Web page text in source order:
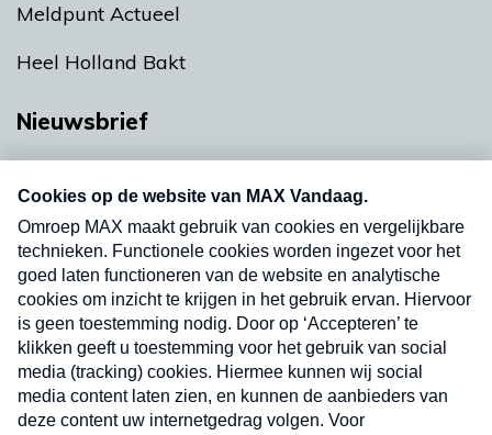
Meldpunt Actueel
Heel Holland Bakt
Nieuwsbrief
nieuwsbrief. Elke vrijdag- en dinsdagochtend in
uw mailbox.
Verzend